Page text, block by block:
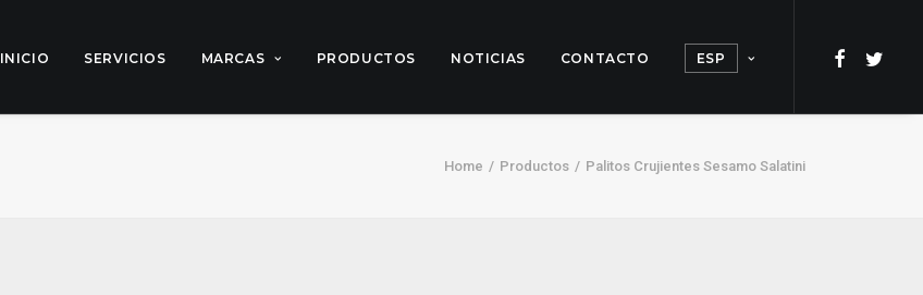
INICIO SERVICIOS MARCAS PRODUCTOS NOTICIAS CONTACTO ESP
Home Productos Palitos Crujientes Sesamo Salatini